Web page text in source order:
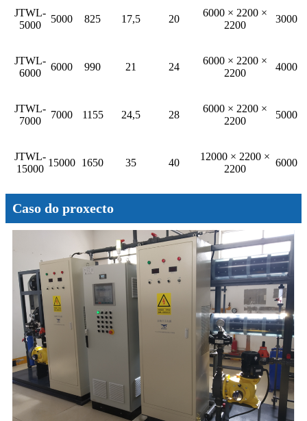
JTWL-
5000
5000 825 17,5 20
6000 × 2200 ×
2200
3000
JTWL-
6000
6000 990 21 24
6000 × 2200 ×
2200
4000
JTWL-
7000
7000 1155 24,5 28
6000 × 2200 ×
2200
5000
JTWL-
15000
15000 1650 35 40
12000 × 2200 ×
2200
6000
Caso do proxecto